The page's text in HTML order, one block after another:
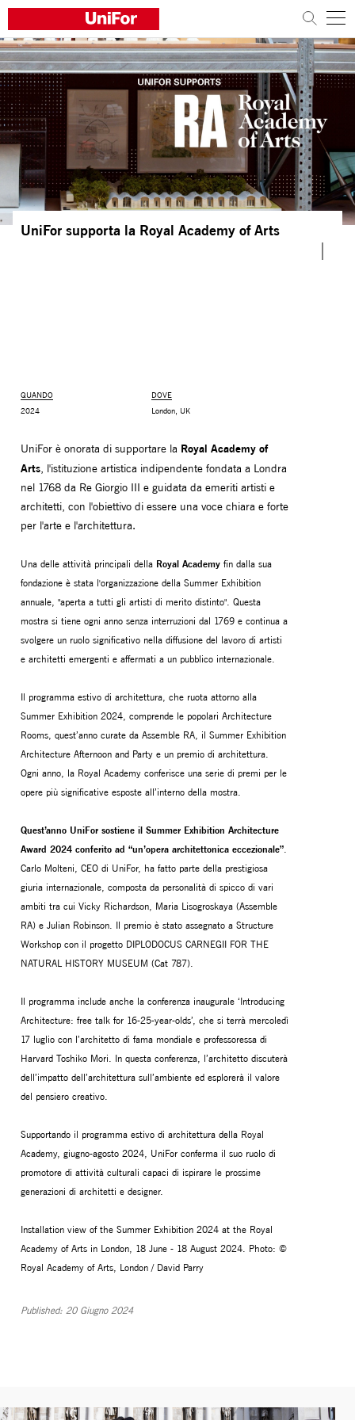
L'AZIENDA
I PRODOTTI
I PROGETTI
Sostenibilità
Architetti e Designer
BRACCI PORTAMONITOR
UNIARM
UniFor supporta la Royal Academy of Arts
QUANDO
2024
DOVE
London, UK
UniFor è onorata di supportare la Royal Academy of
Arts, l'istituzione artistica indipendente fondata a Londra
nel 1768 da Re Giorgio III e guidata da emeriti artisti e
architetti, con l'obiettivo di essere una voce chiara e forte
per l'arte e l'architettura.
Una delle attività principali della Royal Academy fin dalla sua
fondazione è stata l'organizzazione della Summer Exhibition
annuale, "aperta a tutti gli artisti di merito distinto". Questa
mostra si tiene ogni anno senza interruzioni dal 1769 e continua a
svolgere un ruolo significativo nella diffusione del lavoro di artisti
e architetti emergenti e affermati a un pubblico internazionale.
Il programma estivo di architettura, che ruota attorno alla
Summer Exhibition 2024, comprende le popolari Architecture
Rooms, quest’anno curate da Assemble RA, il Summer Exhibition
Architecture Afternoon and Party e un premio di architettura.
Ogni anno, la Royal Academy conferisce una serie di premi per le
opere più significative esposte all’interno della mostra.
Quest’anno UniFor sostiene il Summer Exhibition Architecture
Award 2024 conferito ad “un’opera architettonica eccezionale”.
Carlo Molteni, CEO di UniFor, ha fatto parte della prestigiosa
giuria internazionale, composta da personalità di spicco di vari
ambiti tra cui Vicky Richardson, Maria Lisogroskaya (Assemble
RA) e Julian Robinson. Il premio è stato assegnato a Structure
Workshop con il progetto DIPLODOCUS CARNEGII FOR THE
NATURAL HISTORY MUSEUM (Cat 787).
Il programma include anche la conferenza inaugurale ‘Introducing
Architecture: free talk for 16-25-year-olds’, che si terrà mercoledì
17 luglio con l’architetto di fama mondiale e professoressa di
Harvard Toshiko Mori. In questa conferenza, l’architetto discuterà
dell’impatto dell’architettura sull’ambiente ed esplorerà il valore
del pensiero creativo.
Supportando il programma estivo di architettura della Royal
Academy, giugno-agosto 2024, UniFor conferma il suo ruolo di
promotore di attività culturali capaci di ispirare le prossime
generazioni di architetti e designer.
Installation view of the Summer Exhibition 2024 at the Royal
Academy of Arts in London, 18 June - 18 August 2024. Photo: ©
Royal Academy of Arts, London / David Parry
Published: 20 Giugno 2024